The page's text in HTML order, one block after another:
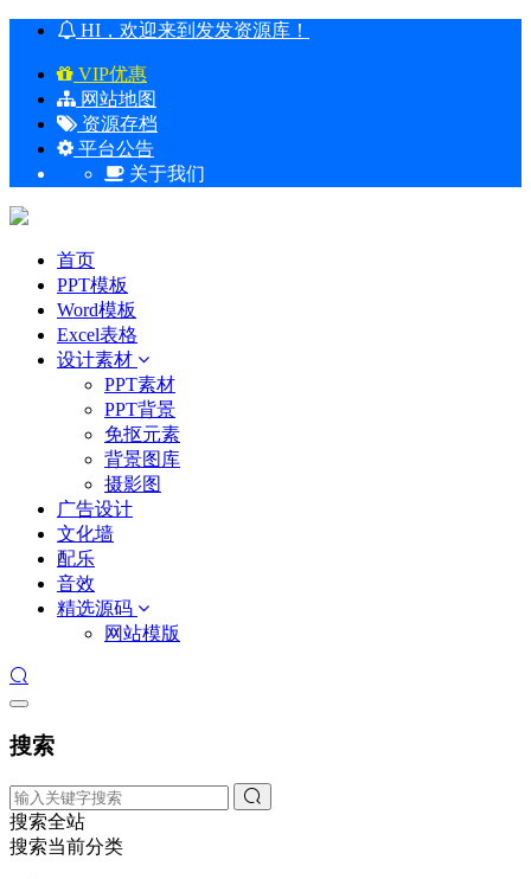
HI，欢迎来到发发资源库！
VIP优惠
网站地图
资源存档
平台公告
关于我们
首页
PPT模板
Word模板
Excel表格
设计素材
PPT素材
PPT背景
免抠元素
背景图库
摄影图
广告设计
文化墙
配乐
音效
精选源码
网站模版
搜索
搜索全站
搜索当前分类